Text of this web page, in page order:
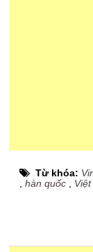
Từ khóa:
,hàn quốc